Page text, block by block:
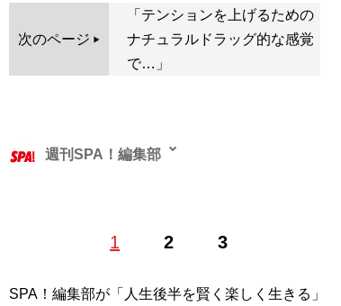
次のページ
「テンションを上げるための
ナチュラルドラッグ的な感覚
で…」
1 2 3
週刊SPA！編集部
SPA！編集部が「人生後半を賢く楽しく生きる」